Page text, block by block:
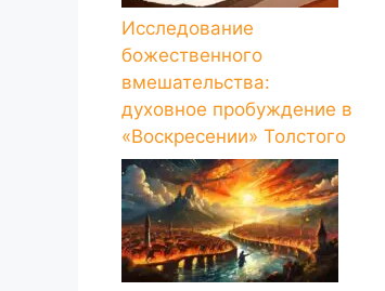
Исследование
божественного
вмешательства:
духовное пробуждение в
«Воскресении» Толстого